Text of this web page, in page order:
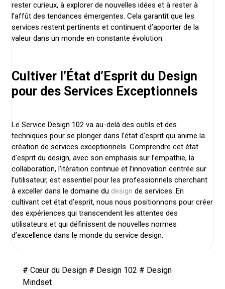
rester curieux, à explorer de nouvelles idées et à rester à
l’affût des tendances émergentes. Cela garantit que les
services restent pertinents et continuent d’apporter de la
valeur dans un monde en constante évolution.
Cultiver l’État d’Esprit du Design
pour des Services Exceptionnels
Le Service Design 102 va au-delà des outils et des
techniques pour se plonger dans l’état d’esprit qui anime la
création de services exceptionnels. Comprendre cet état
d’esprit du design, avec son emphasis sur l’empathie, la
collaboration, l’itération continue et l’innovation centrée sur
l’utilisateur, est essentiel pour les professionnels cherchant
à exceller dans le domaine du design de services. En
cultivant cet état d’esprit, nous nous positionnons pour créer
des expériences qui transcendent les attentes des
utilisateurs et qui définissent de nouvelles normes
d’excellence dans le monde du service design.
# Cœur du Design# Design 102 # Design
Mindset